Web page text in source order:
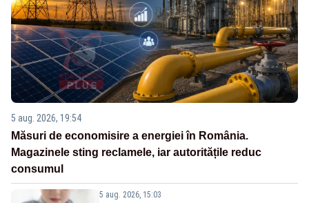
5 aug. 2026, 19:54
Măsuri de economisire a energiei în România.
Magazinele sting reclamele, iar autoritățile reduc
consumul
5 aug. 2026, 15:03